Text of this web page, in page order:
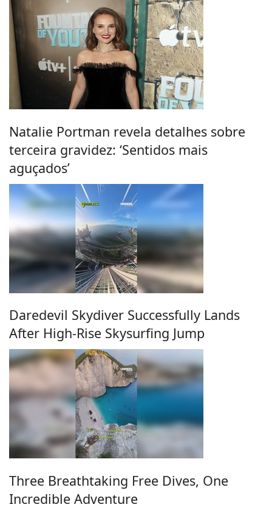
Natalie Portman revela detalhes sobre
terceira gravidez: ‘Sentidos mais
aguçados’
Daredevil Skydiver Successfully Lands
After High-Rise Skysurfing Jump
Three Breathtaking Free Dives, One
Incredible Adventure